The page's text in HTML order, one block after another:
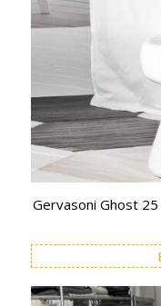
Gervasoni Ghost